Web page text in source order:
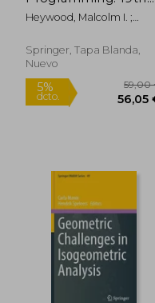
European
Conference, Eurogp
March 30 - April 1,
2016, Proceedings (en
Heywood, Malcolm I. ;
Castelli, Mauro
Springer, Tapa Blanda,
Nuevo